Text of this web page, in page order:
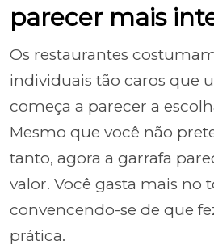
parecer mais
Os restaurantes
individuais tão caros que
começa a parecer a
Mesmo que você não
tanto, agora a garrafa
valor. Você gasta mais no
convencendo-se de que
prática.